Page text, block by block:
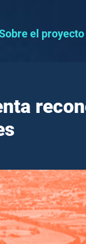
el proyecto